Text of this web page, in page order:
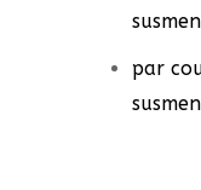
par